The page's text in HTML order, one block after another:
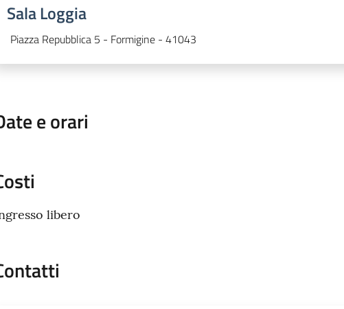
Sala Loggia
Piazza Repubblica 5 - Formigine - 41043
e orari
libero